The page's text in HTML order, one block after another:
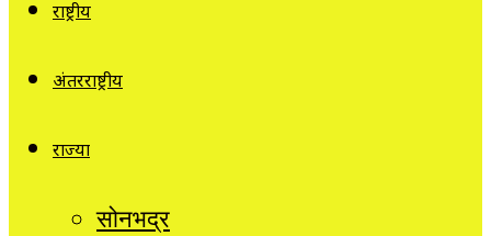
राष्ट्रीय
अंतरराष्ट्रीय
राज्यों
सोनभद्र